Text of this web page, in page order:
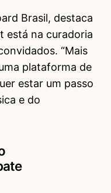
Brasil, destaca
está na curadoria
“Mais
plataforma de
estar um passo
e do